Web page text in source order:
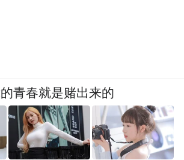
青春就是赌出来的